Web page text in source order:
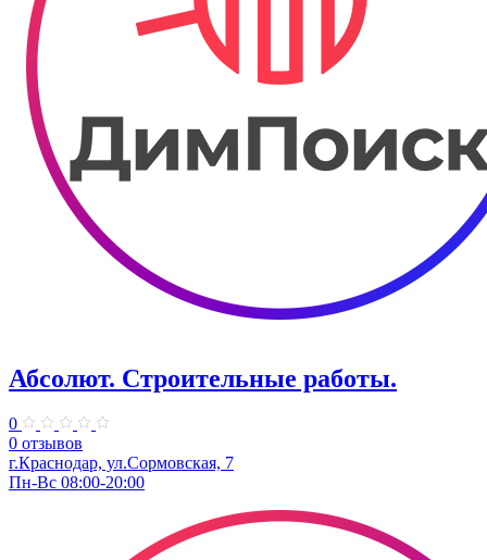
Абсолют. Строительные работы.
0
0 отзывов
г.Краснодар, ул.Сормовская, 7
Пн-Вс 08:00-20:00